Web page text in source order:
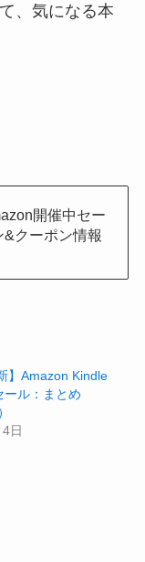
、気になる本
開催中セー
クーポン情報
】Amazon Kindle
ール：まとめ
日